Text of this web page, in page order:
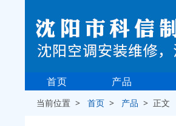
首页 产品
当前位置 >首页 > 产品 > 正文